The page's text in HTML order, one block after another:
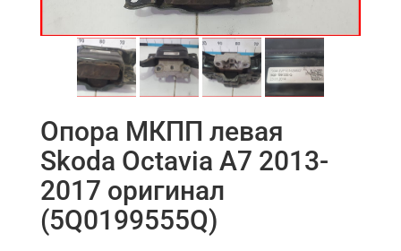
Опора МКПП левая
Skoda Octavia A7 2013-
2017 оригинал
(5Q0199555Q)